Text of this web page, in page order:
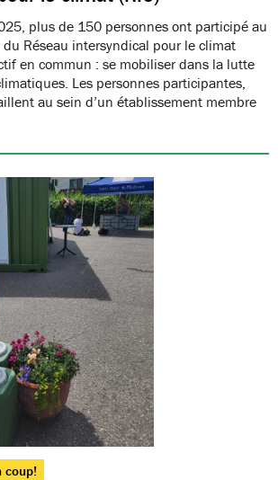
plus de 150 personnes ont participé au
Réseau intersyndical pour le climat
en commun : se mobiliser dans la lutte
Les personnes participantes,
au sein d’un établissement membre
coup!